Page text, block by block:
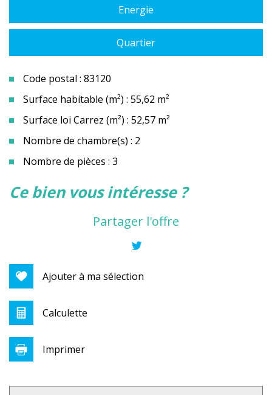
Energie
Quartier
Code postal : 83120
Surface habitable (m²) : 55,62 m²
Surface loi Carrez (m²) : 52,57 m²
Nombre de chambre(s) : 2
Nombre de pièces : 3
la ville de plan de la tour (83120)
ce bien vous intéresse ?
Partager l'offre
Ajouter à ma sélection
Calculette
Imprimer